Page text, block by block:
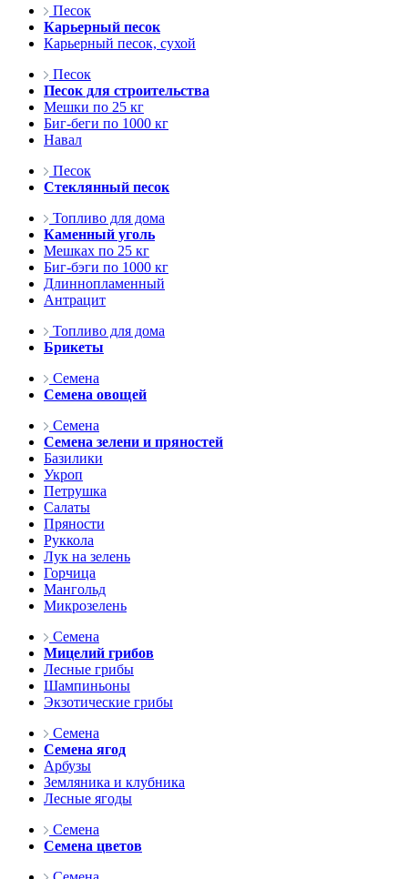
Песок
Карьерный песок
Карьерный песок, сухой
Песок
Песок для строительства
Мешки по 25 кг
Биг-беги по 1000 кг
Навал
Песок
Стеклянный песок
Топливо для дома
Каменный уголь
Мешках по 25 кг
Биг-бэги по 1000 кг
Длиннопламенный
Антрацит
Топливо для дома
Брикеты
Семена
Семена овощей
Семена
Семена зелени и пряностей
Базилики
Укроп
Петрушка
Салаты
Пряности
Руккола
Лук на зелень
Горчица
Мангольд
Микрозелень
Семена
Мицелий грибов
Лесные грибы
Шампиньоны
Экзотические грибы
Семена
Семена ягод
Арбузы
Земляника и клубника
Лесные ягоды
Семена
Семена цветов